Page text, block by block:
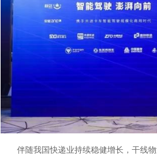
伴随我国快递业持续稳健增长，干线